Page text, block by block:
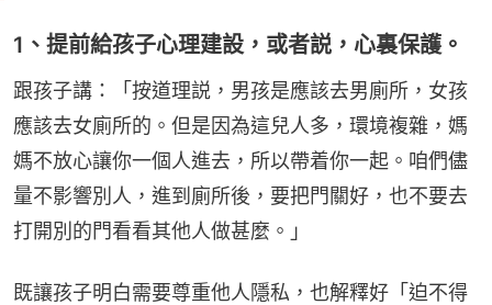
1、提前給孩子心理建設，或者説，心裏保護。
跟孩子講：「按道理説，男孩是應該去男廁所，女孩
應該去女廁所的。但是因為這兒人多，環境複雜，媽
媽不放心讓你一個人進去，所以帶着你一起。咱們儘
量不影響別人，進到廁所後，要把門關好，也不要去
打開別的門看看其他人做甚麼。」
既讓孩子明白需要尊重他人隱私，也解釋好「迫不得